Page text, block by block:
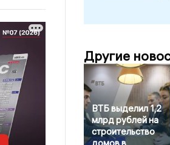
Другие
ВТБ выделил 1,2
млрд рублей на
строительство
домов в